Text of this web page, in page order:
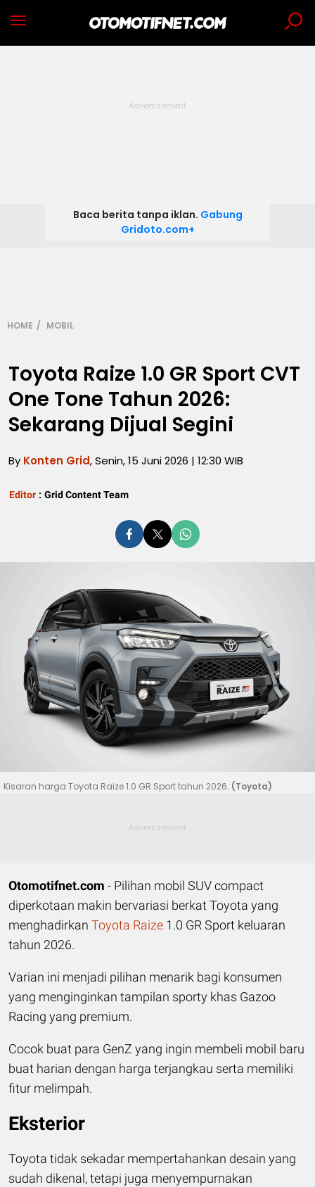
Baca berita tanpa iklan. Gabung
Gridoto.com+
HOME MOBIL
Toyota Raize 1.0 GR Sport CVT
One Tone Tahun 2026:
Sekarang Dijual Segini
By Konten Grid, Senin, 15 Juni 2026 | 12:30 WIB
Editor : Grid Content Team
Kisaran harga Toyota Raize 1.0 GR Sport tahun 2026. (Toyota)
Otomotifnet.com - Pilihan mobil SUV compact
diperkotaan makin bervariasi berkat Toyota yang
menghadirkan Toyota Raize 1.0 GR Sport keluaran
tahun 2026.
Varian ini menjadi pilihan menarik bagi konsumen
yang menginginkan tampilan sporty khas Gazoo
Racing yang premium.
Cocok buat para GenZ yang ingin membeli mobil baru
buat harian dengan harga terjangkau serta memiliki
fitur melimpah.
Eksterior
Toyota tidak sekadar mempertahankan desain yang
sudah dikenal, tetapi juga menyempurnakan